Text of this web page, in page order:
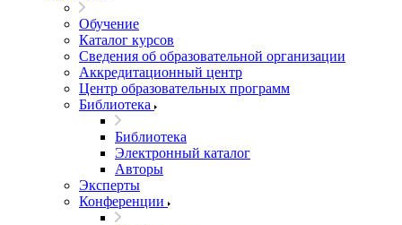
Обучение
Каталог курсов
Сведения об образовательной организации
Аккредитационный центр
Центр образовательных программ
Библиотека
Библиотека
Электронный каталог
Авторы
Эксперты
Конференции